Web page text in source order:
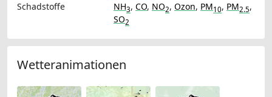
Schadstoffe
NH3, CO, NO2, Ozon, PM10, PM2.5,
SO2
Wetteranimationen